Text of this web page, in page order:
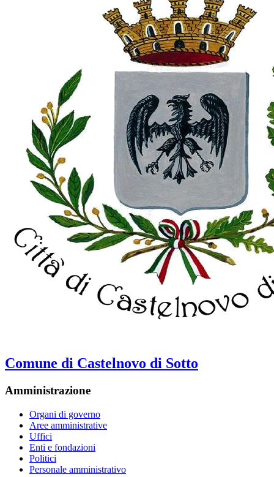
Comune di Castelnovo di Sotto
Amministrazione
Organi di governo
Aree amministrative
Uffici
Enti e fondazioni
Politici
Personale amministrativo